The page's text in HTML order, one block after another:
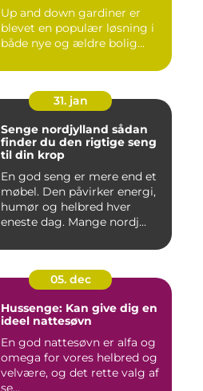
Up and down gardiner er
blevet en populær løsning i
både nye og ældre bolig...
31. jan
Senge nordjylland sådan
finder du den rigtige seng
til din krop
En god seng er mere end et
møbel. Den påvirker energi,
humør og helbred hver
eneste dag. Mange nordj...
05. dec
Hussenge: Kan give dig en
ideel nattesøvn
En god nattesøvn er alfa og
omega for vores helbred og
velvære, og det rette valg af
se...